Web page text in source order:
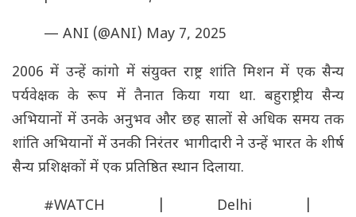
— ANI (@ANI) May 7, 2025
2006 में उन्हें कांगो में संयुक्त राष्ट्र शांति मिशन में एक सैन्य
पर्यवेक्षक के रूप में तैनात किया गया था. बहुराष्ट्रीय सैन्य
अभियानों में उनके अनुभव और छह सालों से अधिक समय तक
शांति अभियानों में उनकी निरंतर भागीदारी ने उन्हें भारत के शीर्ष
सैन्य प्रशिक्षकों में एक प्रतिष्ठित स्थान दिलाया.
#WATCH | Delhi |